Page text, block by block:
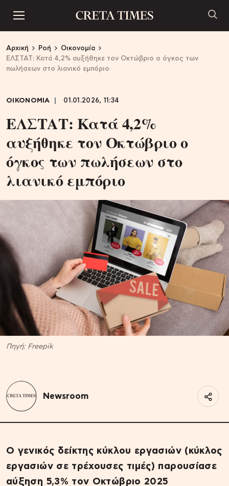
Αρχική Ροή
Οικονομία
ΕΛΣΤΑΤ: Κατά 4,2% αυξήθηκε τον Οκτώβριο ο όγκος των
πωλήσεων στο λιανικό εμπόριο
ΟΙΚΟΝΟΜΙΑ 01.01.2026, 11:34
ΕΛΣΤΑΤ: Κατά 4,2%
αυξήθηκε τον Οκτώβριο ο
όγκος των πωλήσεων στο
λιανικό εμπόριο
Πηγή: Freepik
Newsroom
Ο γενικός δείκτης κύκλου εργασιών (κύκλος
εργασιών σε τρέχουσες τιμές) παρουσίασε
αύξηση 5,3% τον Οκτώβριο 2025